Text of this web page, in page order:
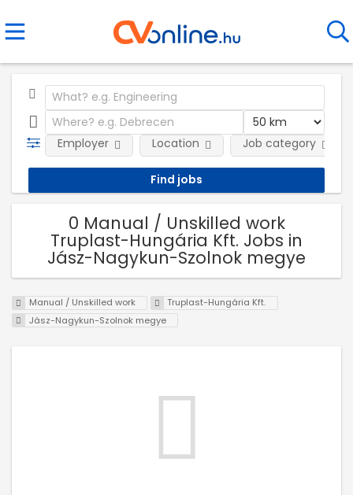
Employer Location Job category
0 Manual / Unskilled work
Truplast-Hungária Kft. Jobs in
Jász-Nagykun-Szolnok megye
Manual / Unskilled work
Truplast-Hungária Kft.
Jász-Nagykun-Szolnok megye